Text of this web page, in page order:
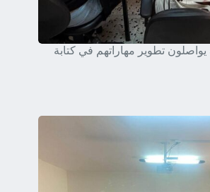
يواصلون تطوير مهاراتهم في كتابة